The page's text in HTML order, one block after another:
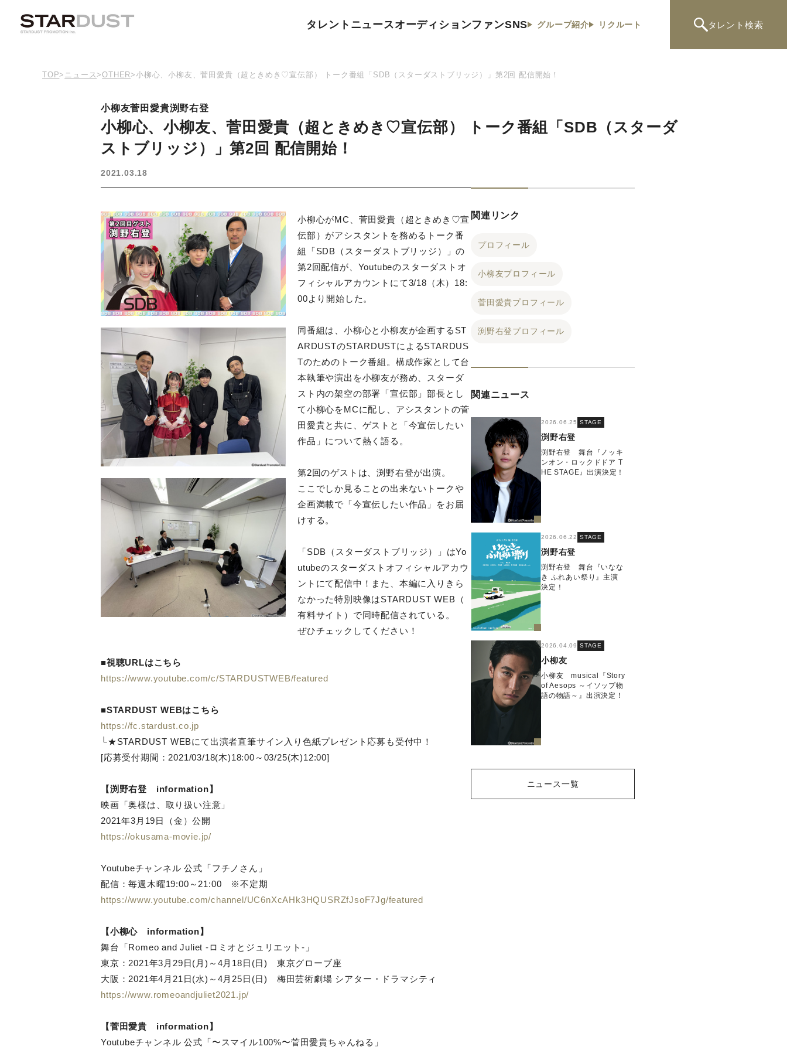
タレント ニュースオーディションファンSNS グループ紹介 リクルート タレント 検索
TOP> ニュース>OTHER>小柳心、小柳友、菅田愛貴（超ときめき♡宣伝部） トーク番組「SDB（スターダストブリッジ）」第2回 配信開始！
小柳友菅田愛貴渕野右登
小柳心、小柳友、菅田愛貴（超ときめき♡宣伝部） トーク番組「SDB（スターダ
ストブリッジ）」第2回 配信開始！
2021.03.18
小柳心がMC、菅田愛貴（超ときめき♡宣
伝部）がアシスタントを務めるトーク番
組「SDB（スターダストブリッジ）」の
第2回配信が、Youtubeのスターダストオ
フィシャルアカウントにて3/18（木）18:
00より開始した。
同番組は、小柳心と小柳友が企画するST
ARDUSTのSTARDUSTによるSTARDUS
Tのためのトーク番組。構成作家として台
本執筆や演出を小柳友が務め、スターダ
スト内の架空の部署「宣伝部」部長とし
て小柳心をMCに配し、アシスタントの菅
田愛貴と共に、ゲストと「今宣伝したい
作品」について熱く語る。
第2回のゲストは、渕野右登が出演。
ここでしか見ることの出来ないトークや
企画満載で「今宣伝したい作品」をお届
けする。
「SDB（スターダストブリッジ）」はYo
utubeのスターダストオフィシャルアカウ
ントにて配信中！また、本編に入りきら
なかった特別映像はSTARDUST WEB（
有料サイト）で同時配信されている。
ぜひチェックしてください！
■視聴URLはこちら
https://www.youtube.com/c/STARDUSTWEB/featured
■STARDUST WEBはこちら
https://fc.stardust.co.jp
└★STARDUST WEBにて出演者直筆サイン入り色紙プレゼント応募も受付中！
[応募受付期間：2021/03/18(木)18:00～03/25(木)12:00]
【渕野右登 information】
映画「奥様は、取り扱い注意」
2021年3月19日（金）公開
https://okusama-movie.jp/
Youtubeチャンネル 公式「フチノさん」
配信：毎週木曜19:00～21:00 ※不定期
https://www.youtube.com/channel/UC6nXcAHk3HQUSRZfJsoF7Jg/featured
【小柳心 information】
舞台「Romeo and Juliet -ロミオとジュリエット-」
東京：2021年3月29日(月)～4月18日(日) 東京グローブ座
大阪：2021年4月21日(水)～4月25日(日) 梅田芸術劇場 シアター・ドラマシティ
https://www.romeoandjuliet2021.jp/
【菅田愛貴 information】
Youtubeチャンネル 公式「〜スマイル100%〜菅田愛貴ちゃんねる」
関連リンク
プロフィール
小柳友プロフィール
菅田愛貴プロフィール
渕野右登プロフィール
関連ニュース
2026.06.25 STAGE
渕野右登
渕野右登 舞台『ノッキ
ンオン・ロックドドア T
HE STAGE』出演決定！
2026.06.22 STAGE
渕野右登
渕野右登 舞台『いなな
き ふれあい祭り』主演
決定！
2026.04.09 STAGE
小柳友
小柳友 musical『Story
of Aesops ～イソップ物
語の物語～』出演決定！
ニュース一覧